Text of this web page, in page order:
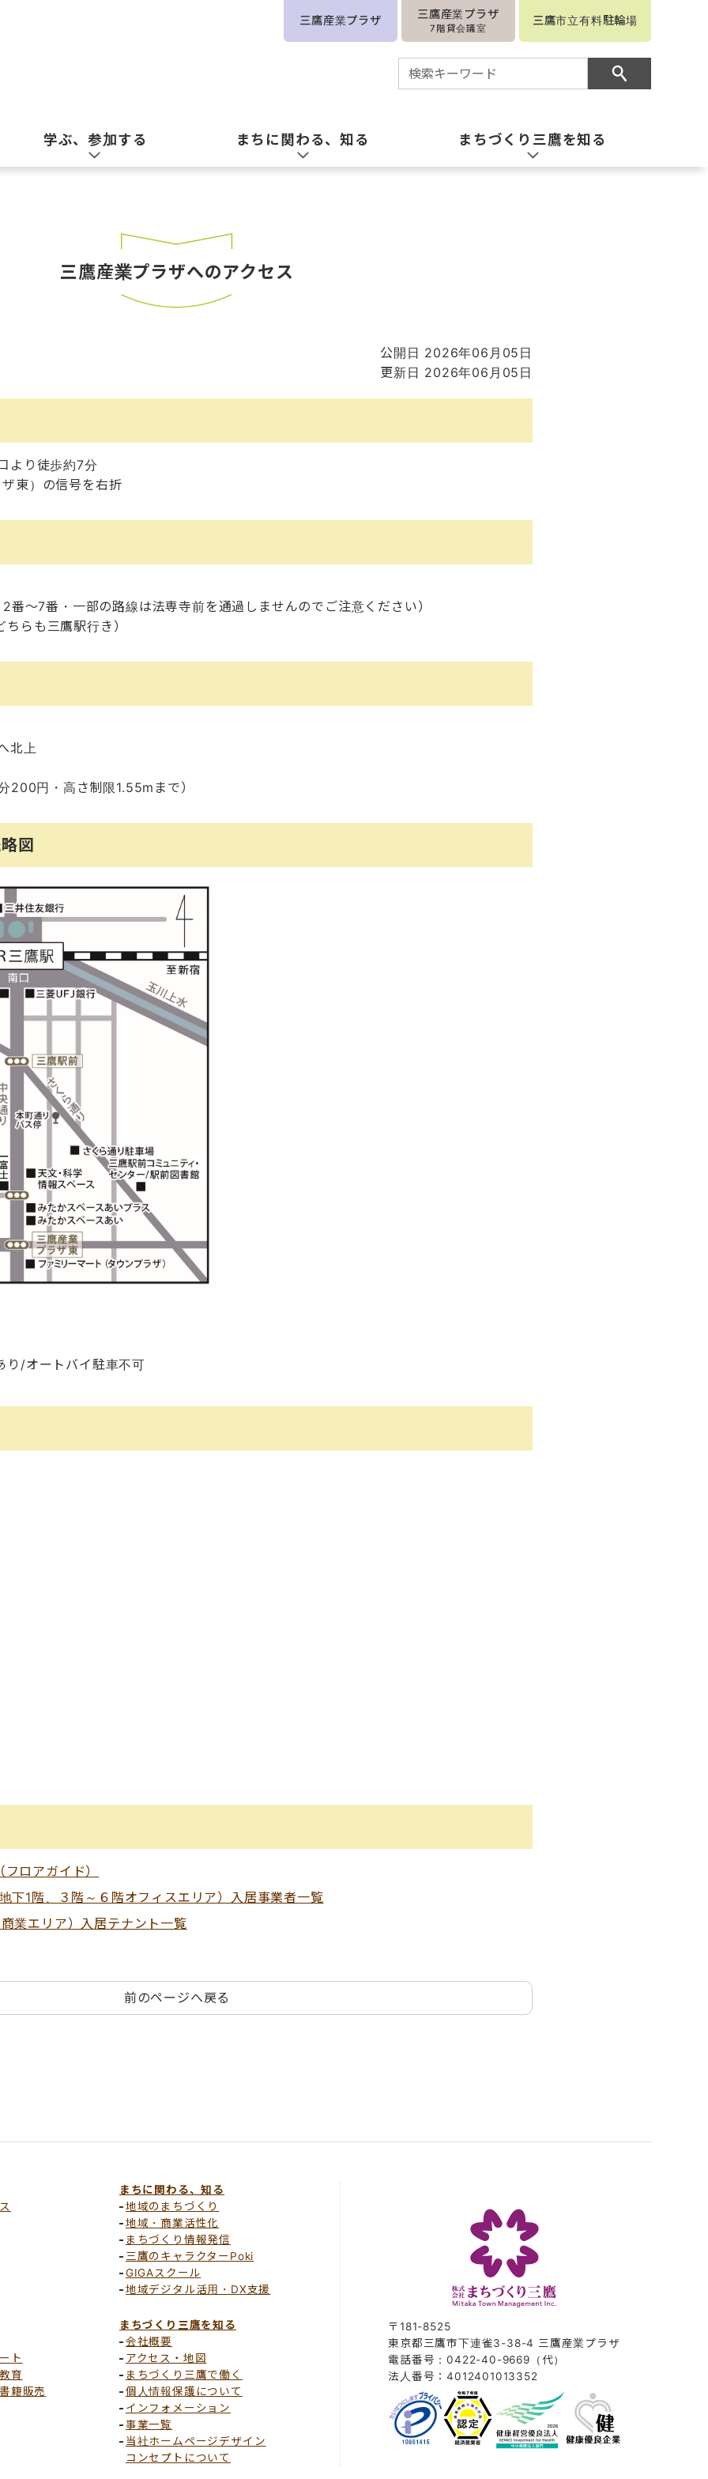
三鷹産業プラザ 三鷹産業プラザ
7階貸会議室
三鷹市立有料駐輪場
学ぶ、参加する まちに関わる、知る まちづくり三鷹を知る
三鷹産業プラザへのアクセス
公開日 2026年06月05日
更新日 2026年06月05日
より徒歩約7分
東）の信号を右折
～7番・一部の路線は法専寺前を通過しませんのでご注意ください）
らも三鷹駅行き）
北上
円・高さ制限1.55mまで）
図
り/オートバイ駐車不可
ロアガイド）
下1階、３階～６階オフィスエリア）入居事業者一覧
業エリア）入居テナント一覧
前のページへ戻る
ト
育
籍販売
まちに関わる、知る
地域のまちづくり
地域・商業活性化
まちづくり情報発信
三鷹のキャラクターPoki
GIGAスクール
地域デジタル活用・DX支援
まちづくり三鷹を知る
会社概要
アクセス・地図
まちづくり三鷹で働く
個人情報保護について
インフォメーション
事業一覧
当社ホームページデザイン
コンセプトについて
〒181-8525
東京都三鷹市下連雀3-38-4 三鷹産業プラザ
電話番号：0422-40-9669（代）
法人番号：4012401013352